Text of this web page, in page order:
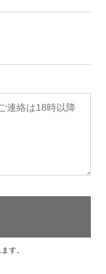
す。